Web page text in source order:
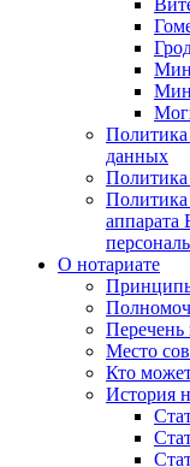
данных
О нотариате
Принципы
Перечень
Место
Кто
История